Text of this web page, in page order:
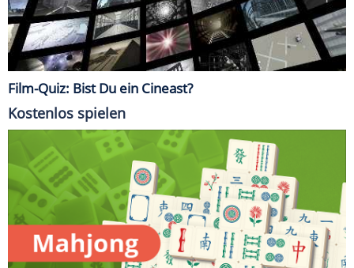
Film-Quiz: Bist Du ein Cineast?
Kostenlos spielen